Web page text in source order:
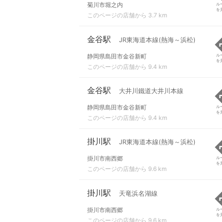
菊川市堀之内
このページの店舗から 3.7 km
ル
を
金谷駅 JR東海道本線(熱海～浜松)
静岡県島田市金谷新町
このページの店舗から 9.4 km
ル
を
金谷駅 大井川鐵道大井川本線
静岡県島田市金谷新町
このページの店舗から 9.4 km
ル
を
掛川駅 JR東海道本線(熱海～浜松)
掛川市南西郷
このページの店舗から 9.6 km
ル
を
掛川駅 天竜浜名湖線
掛川市南西郷
このページの店舗から 9.6 km
ル
を